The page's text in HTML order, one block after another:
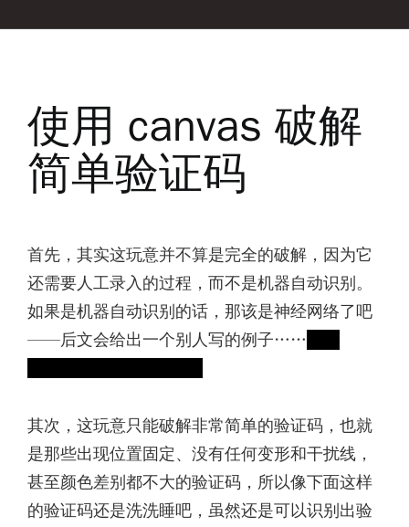
使用 canvas 破解
简单验证码
首先，其实这玩意并不算是完全的破解，因为它
还需要人工录入的过程，而不是机器自动识别。
如果是机器自动识别的话，那该是神经网络了吧
——后文会给出一个别人写的例子……
其次，这玩意只能破解非常简单的验证码，也就
是那些出现位置固定、没有任何变形和干扰线，
甚至颜色差别都不大的验证码，所以像下面这样
的验证码还是洗洗睡吧，虽然还是可以识别出验